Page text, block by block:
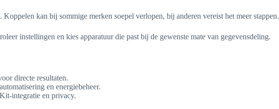
kan bij sommige merken soepel verlopen, bij anderen vereist het meer stappen.
instellingen en kies apparatuur die past bij de gewenste mate van gegevensdeling.
directe resultaten.
en energiebeheer.
integratie en privacy.